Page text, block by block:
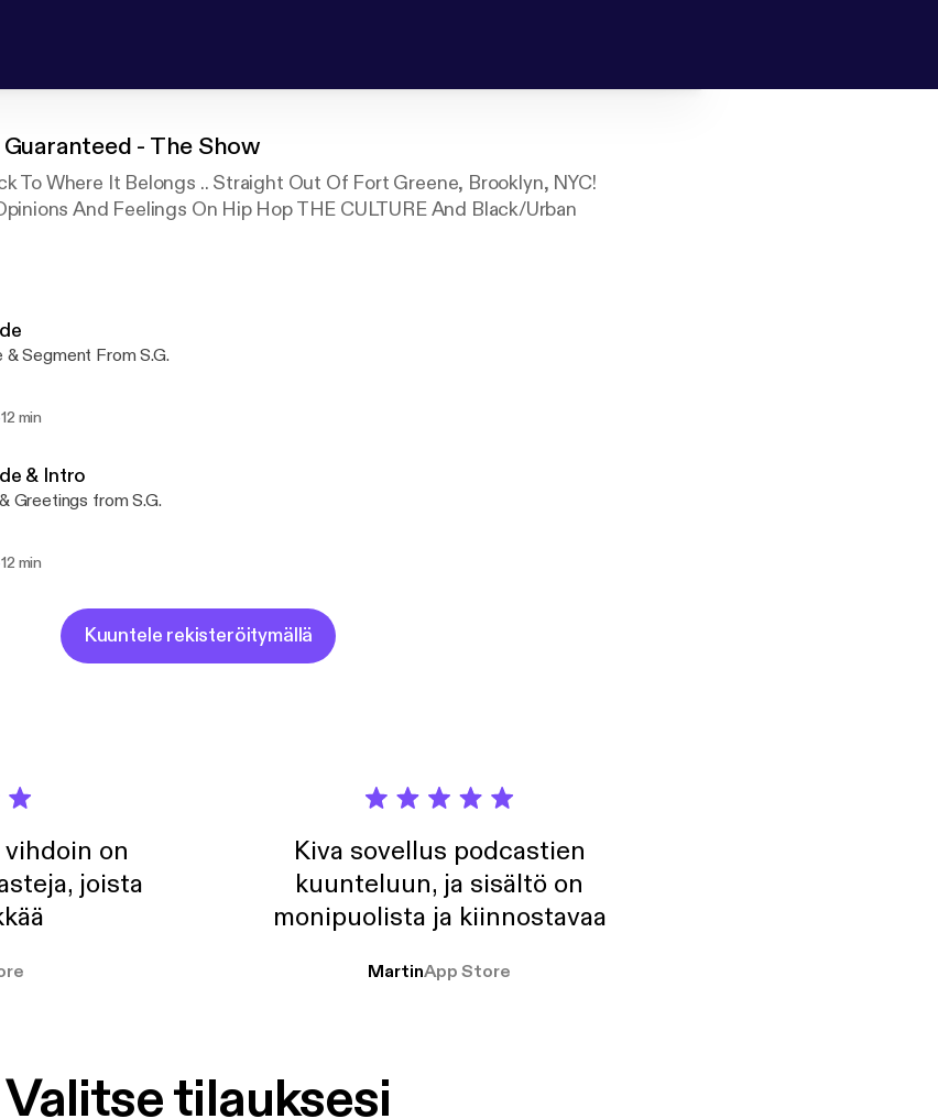
- The Show
To Where It Belongs .. Straight Out Of Fort Greene, Brooklyn, NYC!
And Feelings On Hip Hop THE CULTURE And Black/Urban
Segment From S.G.
12 min
& Intro
Greetings from S.G.
12 min
Kuuntele rekisteröitymällä
on
joista
Kiva sovellus podcastien
kuunteluun, ja sisältö on
monipuolista ja kiinnostavaa
MartinApp Store
Valitse tilauksesi